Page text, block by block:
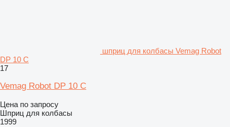
шприц для колбасы Vemag Robot
DP 10 C
17
Vemag Robot DP 10 C
Цена по запросу
Шприц для колбасы
1999